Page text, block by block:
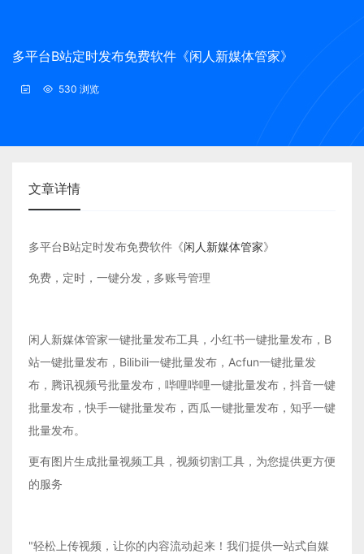
多平台B站定时发布免费软件《闲人新媒体管家》
530 浏览
文章详情
多平台B站定时发布免费软件《闲人新媒体管家》
免费，定时，一键分发，多账号管理
闲人新媒体管家一键批量发布工具，小红书一键批量发布，B
站一键批量发布，Bilibili一键批量发布，Acfun一键批量发
布，腾讯视频号批量发布，哔哩哔哩一键批量发布，抖音一键
批量发布，快手一键批量发布，西瓜一键批量发布，知乎一键
批量发布。
更有图片生成批量视频工具，视频切割工具，为您提供更方便
的服务
"轻松上传视频，让你的内容流动起来！我们提供一站式自媒